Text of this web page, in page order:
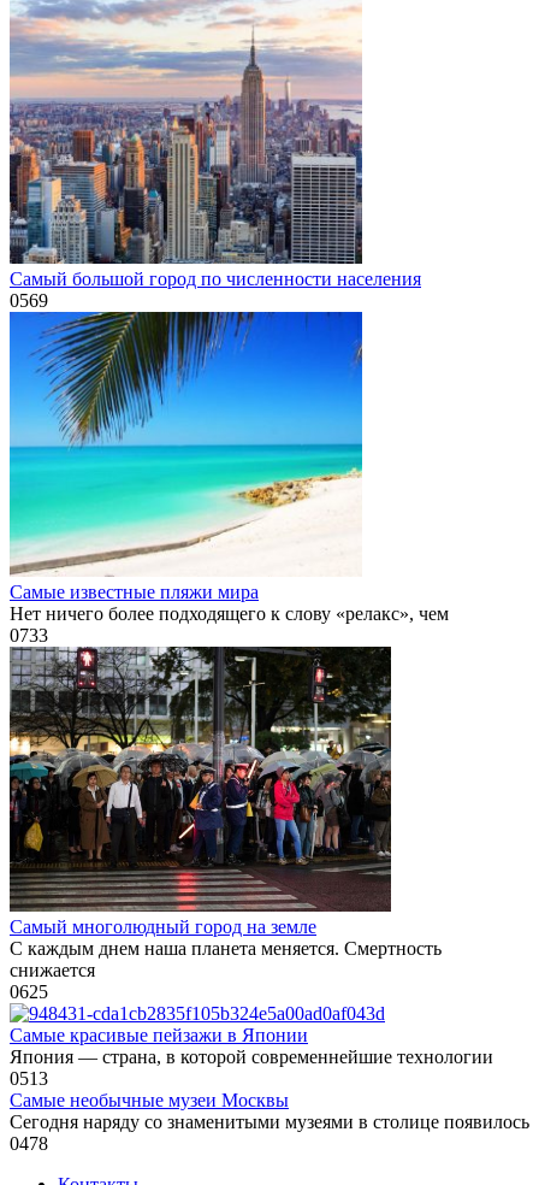
Самый большой город по численности населения
0569
Самые известные пляжи мира
Нет ничего более подходящего к слову «релакс», чем
0733
Самый многолюдный город на земле
С каждым днем наша планета меняется. Смертность
снижается
0625
Самые красивые пейзажи в Японии
Япония — страна, в которой современнейшие технологии
0513
Самые необычные музеи Москвы
Сегодня наряду со знаменитыми музеями в столице появилось
0478